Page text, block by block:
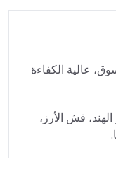
عالية الكفاءة
قش الأرز،